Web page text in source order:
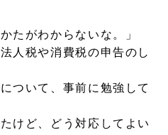
たがわからないな。」
人税や消費税の申告のし
ついて、事前に勉強して
けど、どう対応してよい